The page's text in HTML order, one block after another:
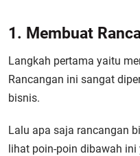
1. Membuat
Langkah pertama yaitu
Rancangan ini sangat
bisnis.
Lalu apa saja rancangan
lihat poin-poin dibawah ini